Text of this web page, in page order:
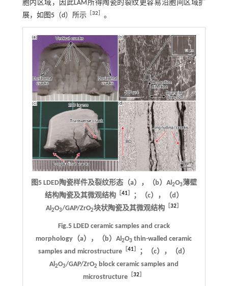
胞内区域，因此LAM所得陶瓷的裂纹更容易沿胞间区域扩
展，如 图5（d）所示［ 32 。
图5 LDED陶瓷样件及裂纹形态（a），（b）Al2O3薄壁
结构陶瓷及其微观结构［ 41］
；（c），（d）
Al2O3/GAP/ZrO2块状陶瓷及其微观结构［ 32］
Fig.5 LDED ceramic samples and crack
morphology（a），（b）Al2O3 thin-walled ceramic
samples and microstructure ［41］
；（c），（d）
Al2O3/GAP/ZrO2 block ceramic samples and
microstructure
32］